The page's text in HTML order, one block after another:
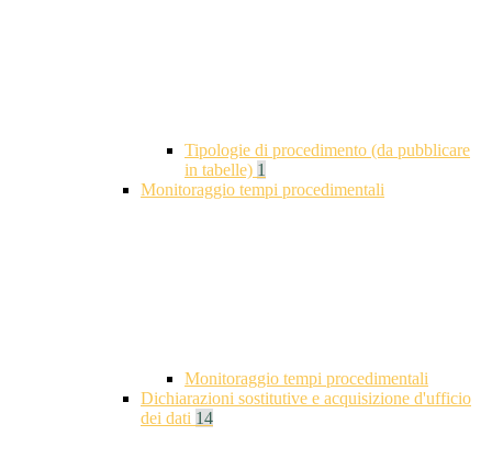
Tipologie di procedimento (da pubblicare
in tabelle) 1
Monitoraggio tempi procedimentali
Monitoraggio tempi procedimentali
Dichiarazioni sostitutive e acquisizione d'ufficio
dei dati 14